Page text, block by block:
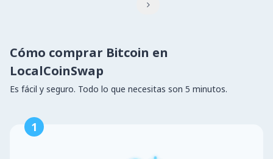

Cómo comprar Bitcoin en
LocalCoinSwap
Es fácil y seguro. Todo lo que necesitas son 5 minutos.
1